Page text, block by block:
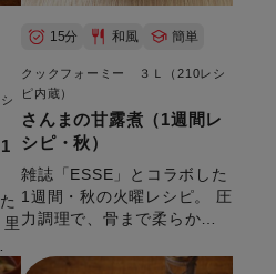
15分 和風 簡単
クックフォーミー ３Ｌ（210レシ
ピ内蔵）
さんまの甘露煮（1週間レ
シピ・秋）
雑誌「ESSE」とコラボした
1週間・秋の火曜レシピ。 圧
力調理で、骨まで柔らかく
分】